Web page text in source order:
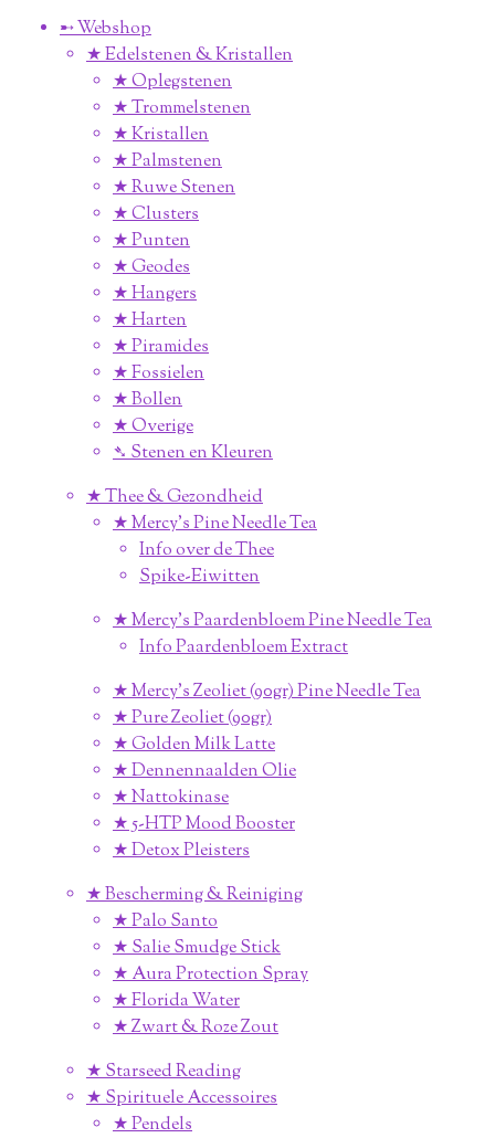
➸ Webshop
★ Edelstenen & Kristallen
★ Oplegstenen
★ Trommelstenen
★ Kristallen
★ Palmstenen
★ Ruwe Stenen
★ Clusters
★ Punten
★ Geodes
★ Hangers
★ Harten
★ Piramides
★ Fossielen
★ Bollen
★ Overige
➴ Stenen en Kleuren
★ Thee & Gezondheid
★ Mercy's Pine Needle Tea
Info over de Thee
Spike-Eiwitten
★ Mercy's Paardenbloem Pine Needle Tea
Info Paardenbloem Extract
★ Mercy's Zeoliet (90gr) Pine Needle Tea
★ Pure Zeoliet (90gr)
★ Golden Milk Latte
★ Dennennaalden Olie
★ Nattokinase
★ 5-HTP Mood Booster
★ Detox Pleisters
★ Bescherming & Reiniging
★ Palo Santo
★ Salie Smudge Stick
★ Aura Protection Spray
★ Florida Water
★ Zwart & Roze Zout
★ Starseed Reading
★ Spirituele Accessoires
★ Pendels